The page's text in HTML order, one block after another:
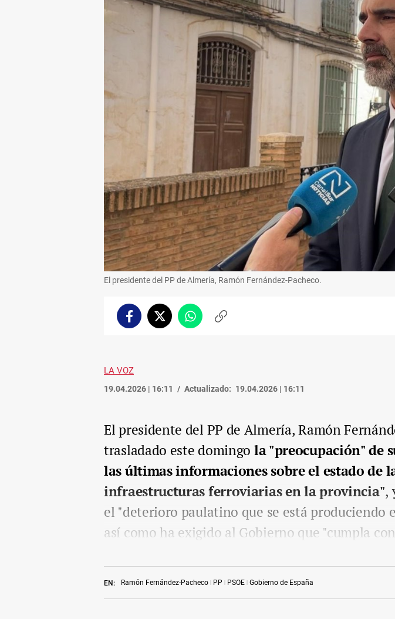
El presidente del PP de Almería, Ramón Fernández-Pacheco.
FacebookTwitterWhatsappCopiar
LA VOZ
19.04.2026 | 16:11 Actualizado: 19.04.2026 | 16:11
EN: Ramón Fernández-Pacheco PP PSOE Gobierno de España
El presidente del PP de Almería, Ramón
trasladado este domingo la "preocupación" de
las últimas informaciones sobre el estado de
infraestructuras ferroviarias en la provincia",
el "deterioro paulatino que se está produciendo
así como ha exigido al Gobierno que "cumpla